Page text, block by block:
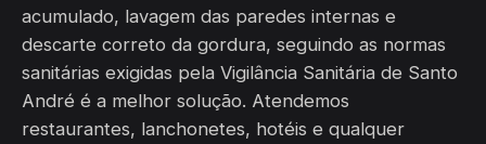
acumulado, lavagem das paredes internas e
descarte correto da gordura, seguindo as normas
sanitárias exigidas pela Vigilância Sanitária de Santo
André é a melhor solução. Atendemos
restaurantes, lanchonetes, hotéis e qualquer